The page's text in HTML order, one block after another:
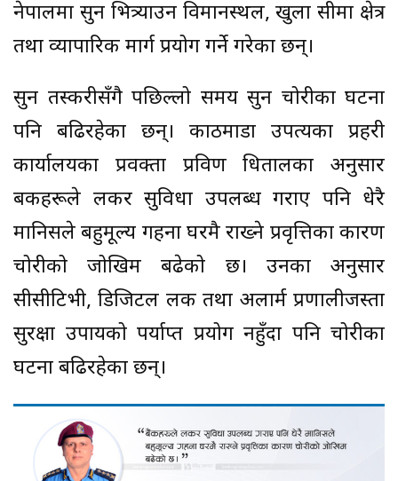
नेपालमा सुन भित्र्याउन विमानस्थल, खुला सीमा क्षेत्र
तथा व्यापारिक मार्ग प्रयोग गर्ने गरेका छन्।
सुन तस्करीसँगै पछिल्लो समय सुन चोरीका घटना
पनि बढिरहेका छन्। काठमाडौं उपत्यका प्रहरी
कार्यालयका प्रवक्ता प्रविण धितालका अनुसार
बैंकहरूले लकर सुविधा उपलब्ध गराए पनि धेरै
मानिसले बहुमूल्य गहना घरमै राख्ने प्रवृत्तिका कारण
चोरीको जोखिम बढेको छ। उनका अनुसार
सीसीटिभी, डिजिटल लक तथा अलार्म प्रणालीजस्ता
सुरक्षा उपायको पर्याप्त प्रयोग नहुँदा पनि चोरीका
घटना बढिरहेका छन्।